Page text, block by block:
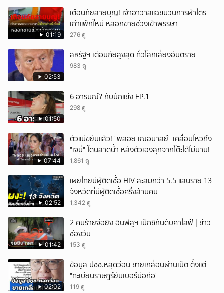
01:19
เตือนภัยสายบุญ! เจ้าอาวาสแฉขบวนการผ้าไตร
เก่าแพ็กใหม่ หลอกขายช่วงเข้าพรรษา
276 ดู
02:53
สหรัฐฯ เตือนภัยสูงสุด ทั่วโลกเสี่ยงอันตราย
983 ดู
01:50
6 อารมณ์? กับนักแข่ง EP.1
298 ดู
07:44
ตัวแม่ขยับแล้ว! "พลอย เฌอมาลย์" เคลื่อนไหวถึง
"เจนี่" โดนสาดน้ำ หลังตัวเองลุกจากโต๊ะได้ไม่นาน!
1,861 ดู
02:52
เผยไทยมีผู้ติดเชื้อ HIV สะสมกว่า 5.5 แสนราย 13
จังหวัดที่มีผู้ติดเชื้อครึ่งล้านคน
1,342 ดู
01:42
2 คนร้ายจ่อยิง อินฟลูฯ เม็กซิกันดับคาไลฟ์ | ข่าว
ช่องวัน
153 ดู
02:02
ข้อมูล ปชช.หลุดว่อน ขายเกลื่อนผ่านเน็ต ตั้งแต่
"ทะเบียนราษฎร์ยันเบอร์มือถือ"
119 ดู